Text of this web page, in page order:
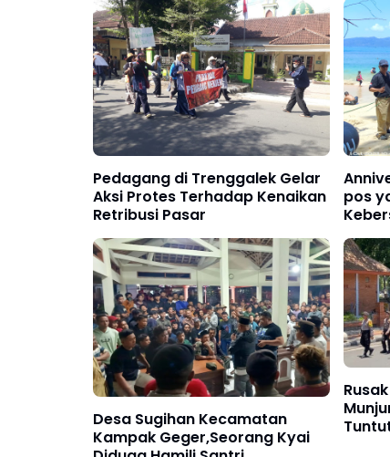
Pedagang di Trenggalek Gelar
Aksi Protes Terhadap Kenaikan
Retribusi Pasar
pos
Insan
Desa Sugihan Kecamatan
Kampak Geger,Seorang Kyai